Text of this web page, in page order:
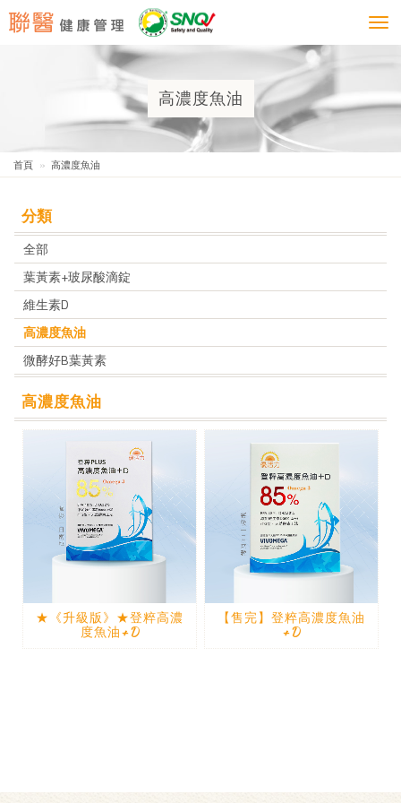
高濃度魚油
首頁 高濃度魚油
分類
全部
葉黃素+玻尿酸滴錠
維生素D
高濃度魚油
微酵好B葉黃素
高濃度魚油
★《升級版》★登粹高濃
度魚油+D
【售完】登粹高濃度魚油
+D